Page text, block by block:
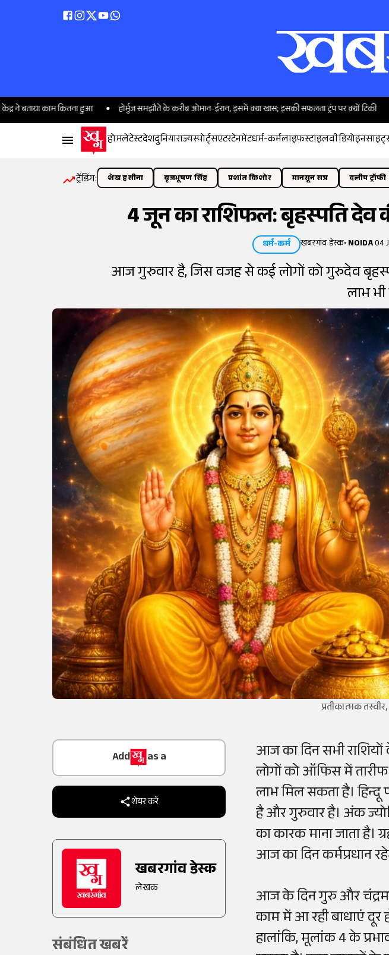
काम कितना हुआ होर्मुज समझौते के करीब ओमान-ईरान, इसमें क्या खास; इसकी सफलता ट्रंप पर क्यों टिकी दिल्ली-
होमलेटेस्टदेशदुनियाराज्यस्पोर्ट्सएंटरटेनमेंटधर्म-कर्मलाइफस्टाइलवीडियो
ट्रेंडिंग: शेख हसीना बृजभूषण सिंह प्रशांत किशोर मानसून सत्र दलीप ट्रॉफी
4 जून का राशिफल: बृहस्पति देव
धर्म-कर्म खबरगांव डेस्क•NOIDA04
आज गुरुवार है, जिस वजह से कई लोगों को गुरुदेव
लाभ
प्रतीकात्मक
Trusted Source on
शेयर करें
खबरगांव डेस्क
लेखक
संबंधित खबरें
आज का दिन सभी
लोगों को ऑफिस में
लाभ मिल सकता है।
है और गुरुवार है। अंक
का कारक माना जाता है।
आज का दिन कर्मप्रधान
आज के दिन गुरु और
काम में आ रही बाधाएं दूर
हालांकि, मूलांक 4 के